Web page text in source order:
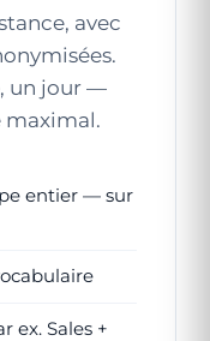
avec
un jour —
maximal.
entier — sur
ex. Sales +